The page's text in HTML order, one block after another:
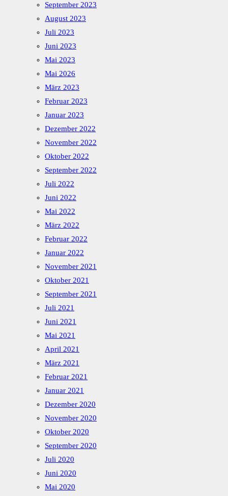
September 2023
August 2023
Juli 2023
Juni 2023
Mai 2023
Mai 2026
März 2023
Februar 2023
Januar 2023
Dezember 2022
November 2022
Oktober 2022
September 2022
Juli 2022
Juni 2022
Mai 2022
März 2022
Februar 2022
Januar 2022
November 2021
Oktober 2021
September 2021
Juli 2021
Juni 2021
Mai 2021
April 2021
März 2021
Februar 2021
Januar 2021
Dezember 2020
November 2020
Oktober 2020
September 2020
Juli 2020
Juni 2020
Mai 2020